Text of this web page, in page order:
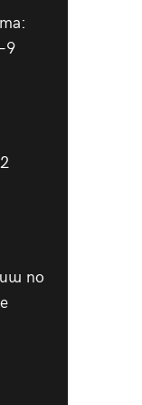
по